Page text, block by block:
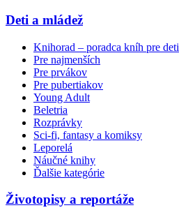
Deti a mládež
Knihorad – poradca kníh pre deti
Pre najmenších
Pre prvákov
Pre pubertiakov
Young Adult
Beletria
Rozprávky
Sci-fi, fantasy a komiksy
Leporelá
Náučné knihy
Ďalšie kategórie
Životopisy a reportáže